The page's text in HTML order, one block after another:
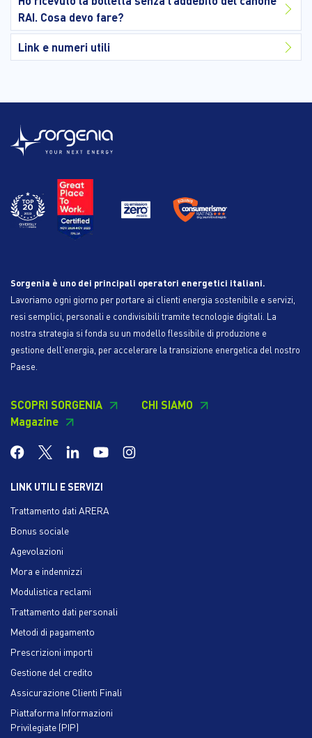
RAI. Cosa devo fare?
Link e numeri utili
Sorgenia è uno dei principali operatori energetici italiani.
Lavoriamo ogni giorno per portare ai clienti energia sostenibile e servizi,
resi semplici, personali e condivisibili tramite tecnologie digitali. La
nostra strategia si fonda su un modello flessibile di produzione e
gestione dell'energia, per accelerare la transizione energetica del nostro
Paese.
SCOPRI SORGENIA
CHI SIAMO
Magazine
LINK UTILI E SERVIZI
Trattamento dati ARERA
Bonus sociale
Agevolazioni
Mora e indennizzi
Modulistica reclami
Trattamento dati personali
Metodi di pagamento
Prescrizioni importi
Gestione del credito
Assicurazione Clienti Finali
Piattaforma Informazioni
Privilegiate (PIP)